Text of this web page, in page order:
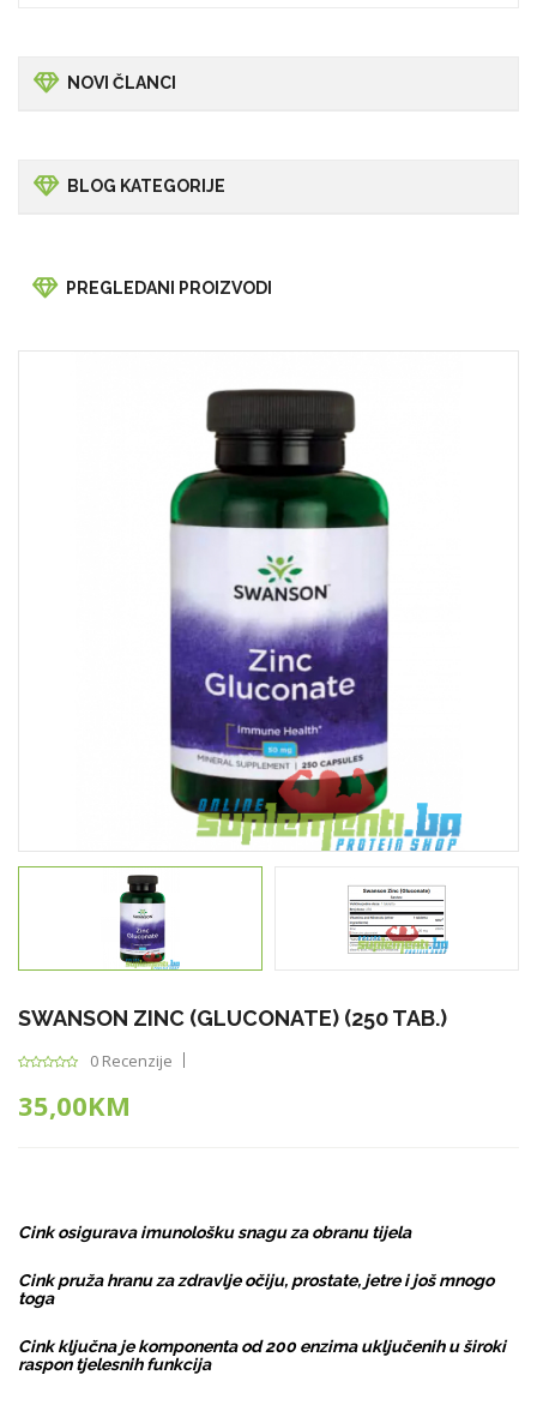
NOVI ČLANCI
BLOG KATEGORIJE
PREGLEDANI PROIZVODI
SWANSON ZINC (GLUCONATE) (250 TAB.)
0 Recenzije
35,00KM
Cink osigurava imunološku snagu za obranu tijela
Cink pruža hranu za zdravlje očiju, prostate, jetre i još mnogo
toga
Cink ključna je komponenta od 200 enzima uključenih u široki
raspon tjelesnih funkcija